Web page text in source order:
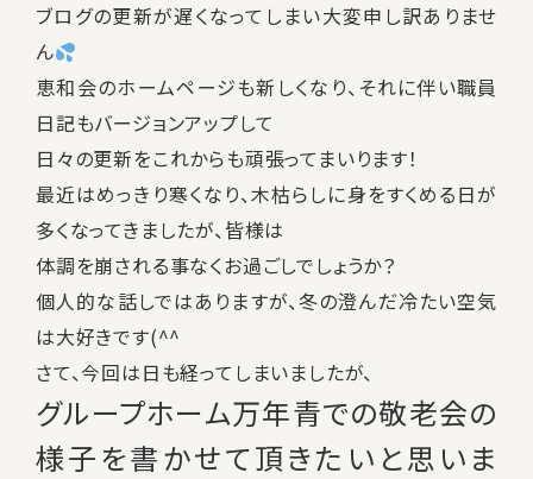
ブログの更新が遅くなってしまい大変申し訳ありませ
ん
恵和会のホームページも新しくなり、それに伴い職員
日記もバージョンアップして
日々の更新をこれからも頑張ってまいります！
最近はめっきり寒くなり、木枯らしに身をすくめる日が
多くなってきましたが、皆様は
体調を崩される事なくお過ごしでしょうか？
個人的な話しではありますが、冬の澄んだ冷たい空気
は大好きです(^^
さて、今回は日も経ってしまいましたが、
グループホーム万年青での敬老会の
様子を書かせて頂きたいと思いま